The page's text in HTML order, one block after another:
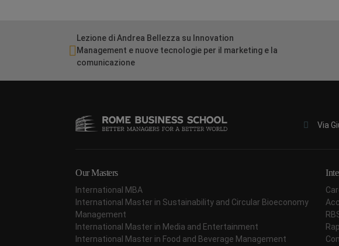
Lezione di Andrea Bellezza su Innovation
Management e nuove tecnologie per il marketing e la
comunicazione
Via
Our Masters
International MBA
International Master in Sustainability and Circular Bioeconomy
Management
International Master in Media and Entertainment
International Master in Food and Beverage Management